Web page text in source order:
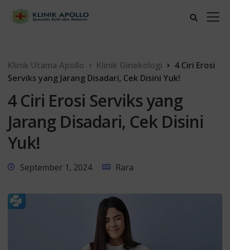
Klinik Utama Apollo Klinik Ginekologi
4 Ciri Erosi
Serviks yang Jarang Disadari, Cek Disini Yuk!
4 Ciri Erosi Serviks yang
Jarang Disadari, Cek Disini
Yuk!
September 1, 2024 Rara